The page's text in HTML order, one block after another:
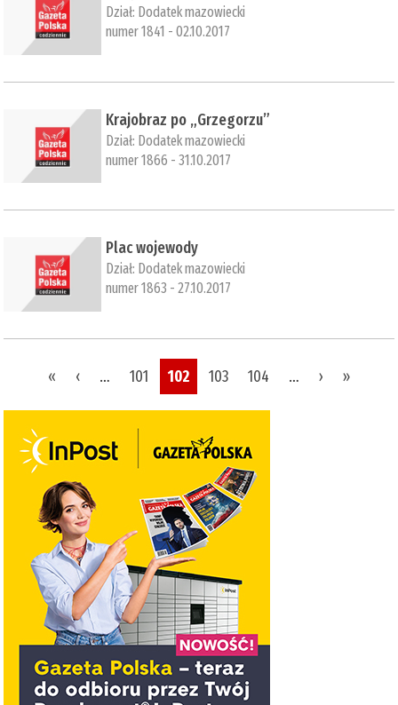
Dział: Dodatek mazowiecki
numer 1841 - 02.10.2017
​Krajobraz po „Grzegorzu”
Dział: Dodatek mazowiecki
numer 1866 - 31.10.2017
​Plac wojewody
Dział: Dodatek mazowiecki
numer 1863 - 27.10.2017
« ‹ … 101 102 103 104 … › »